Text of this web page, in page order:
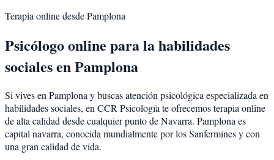
Terapia online desdePamplona
Psicólogo online para lahabilidades
socialesenPamplona
Si vives enPamplonay buscas atención psicológica especializada en
habilidades sociales, en CCR Psicología te ofrecemos terapia online
de alta calidad desde cualquier punto deNavarra. Pamplonaes
capital navarra, conocida mundialmente por los Sanfermines y con
una gran calidad de vida.